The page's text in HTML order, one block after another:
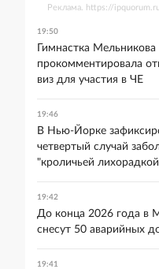
Реклама. https://ipquorum.ru
19:50
Гимнастка Мельникова
прокомментировала
виз для участия в ЧЕ
19:46
В Нью-Йорке
четвертый случай
"кроличьей
19:42
До конца 2026 года в
снесут 50 аварийных
19:41